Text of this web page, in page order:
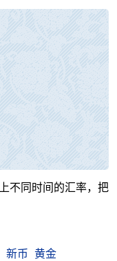
不同时间的汇率，把
新币
黄金